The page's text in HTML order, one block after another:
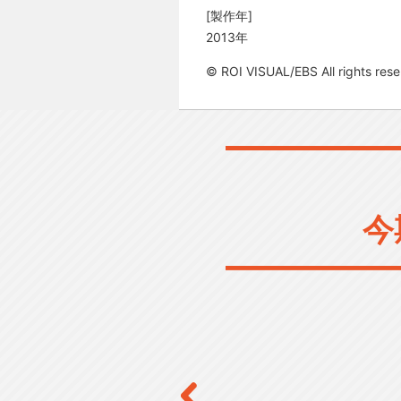
[製作年]
2013年
© ROI VISUAL/EBS All rights